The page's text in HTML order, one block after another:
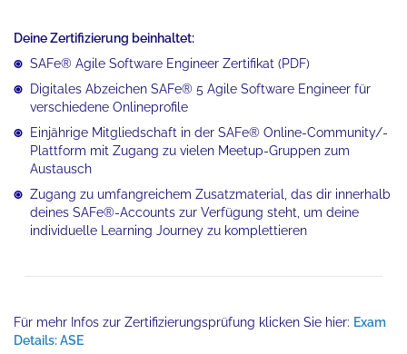
Deine Zertifizierung beinhaltet:
SAFe® Agile Software Engineer Zertifikat (PDF)
Digitales Abzeichen SAFe® 5 Agile Software Engineer für
verschiedene Onlineprofile
Einjährige Mitgliedschaft in der SAFe® Online-Community/-
Plattform mit Zugang zu vielen Meetup-Gruppen zum
Austausch
Zugang zu umfangreichem Zusatzmaterial, das dir innerhalb
deines SAFe®-Accounts zur Verfügung steht, um deine
individuelle Learning Journey zu komplettieren
Für mehr Infos zur Zertifizierungsprüfung klicken Sie hier: Exam
Details: ASE